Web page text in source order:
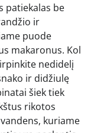
patiekalas be
ir
puode
makaronus. Kol
nedidelį
ir didžiulę
šiek tiek
rikotos
kuriame